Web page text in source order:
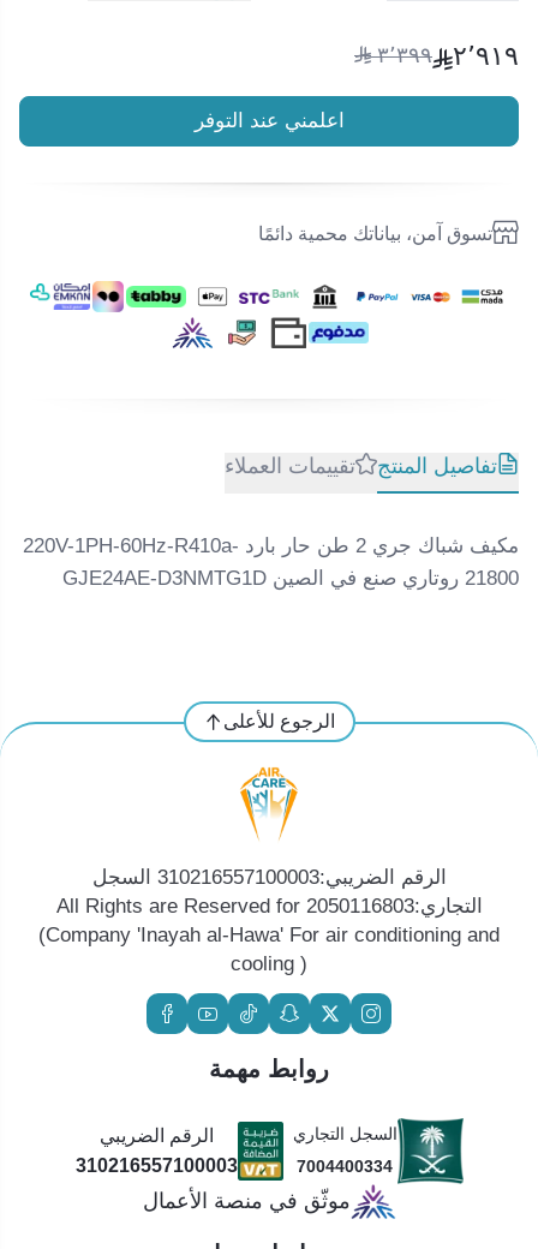
٢٬٩١٩ ٣٬٣٩٩
اعلمني عند التوفر
تسوق آمن، بياناتك محمية دائمًا
تفاصيل المنتج تقييمات العملاء
مكيف شباك جري 2 طن حار بارد 220V-1PH-60Hz-R410a-
21800 روتاري صنع في الصين GJE24AE-D3NMTG1D
الرجوع للأعلى
الرقم الضريبي:310216557100003 السجل
التجاري:2050116803 All Rights are Reserved for
(Company 'Inayah al-Hawa' For air conditioning and
cooling )
روابط مهمة
السجل التجاري
7004400334
الرقم الضريبي
310216557100003
موثّق في منصة الأعمال